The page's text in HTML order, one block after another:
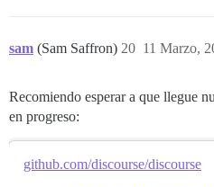
sam (Sam Saffron) 11 Marzo,
20
Recomiendo esperar a que llegue
en progreso:
github.com/discourse/discourse